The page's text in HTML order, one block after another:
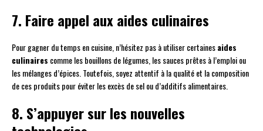
7. Faire appel aux aides culinaires
Pour gagner du temps en cuisine, n’hésitez pas à utiliser certainesaides
culinaires comme les bouillons de légumes, les sauces prêtes à l’emploi ou
les mélanges d’épices. Toutefois, soyez attentif à la qualité et la composition
de ces produits pour éviter les excès de sel ou d’additifs alimentaires.
8. S’appuyer sur les nouvelles